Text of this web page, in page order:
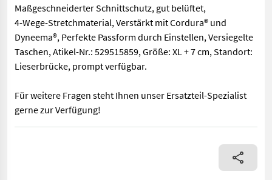
Maßgeschneiderter Schnittschutz, gut belüftet,
4-Wege-Stretchmaterial, Verstärkt mit Cordura® und
Dyneema®, Perfekte Passform durch Einstellen, Versiegelte
Taschen, Atikel-Nr.: 529515859, Größe: XL + 7 cm, Standort:
Lieserbrücke, prompt verfügbar.
Für weitere Fragen steht Ihnen unser Ersatzteil-Spezialist
gerne zur Verfügung!
Husqvarna Bundhose Technical Extreme, Maßgeschneiderter